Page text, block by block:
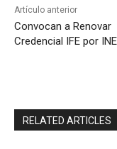
Artículo anterior
Convocan a Renovar
Credencial IFE por INE
RELATED ARTICLES